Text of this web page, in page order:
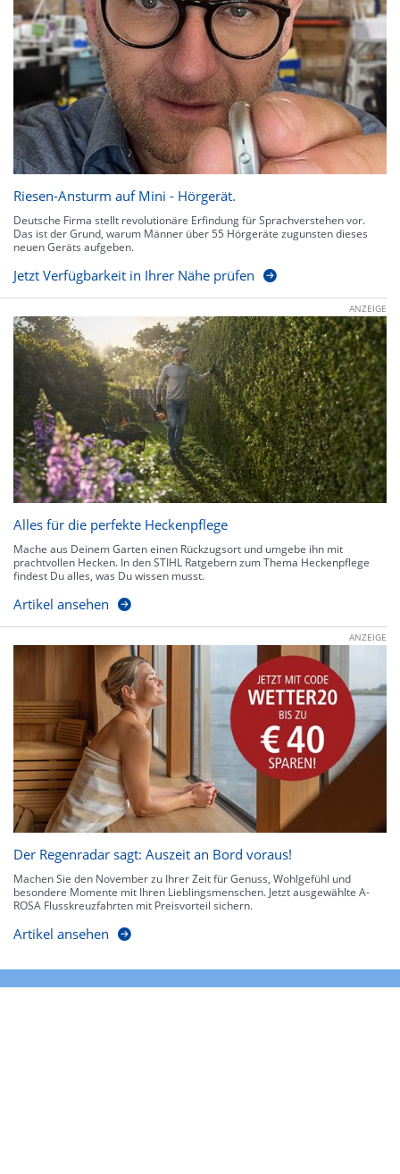
Riesen-Ansturm auf Mini - Hörgerät.
Deutsche Firma stellt revolutionäre Erfindung für Sprachverstehen vor.
Das ist der Grund, warum Männer über 55 Hörgeräte zugunsten dieses
neuen Geräts aufgeben.
Jetzt Verfügbarkeit in Ihrer Nähe prüfen
ANZEIGE
Alles für die perfekte Heckenpflege
Mache aus Deinem Garten einen Rückzugsort und umgebe ihn mit
prachtvollen Hecken. In den STIHL Ratgebern zum Thema Heckenpflege
findest Du alles, was Du wissen musst.
Artikel ansehen
ANZEIGE
Der Regenradar sagt: Auszeit an Bord voraus!
Machen Sie den November zu Ihrer Zeit für Genuss, Wohlgefühl und
besondere Momente mit Ihren Lieblingsmenschen. Jetzt ausgewählte A-
ROSA Flusskreuzfahrten mit Preisvorteil sichern.
Artikel ansehen